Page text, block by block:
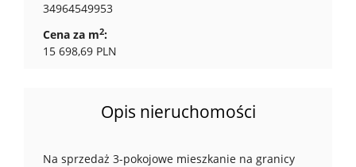
34964549953
Cena za m2:
15 698,69 PLN
Opis nieruchomości
Na sprzedaż 3-pokojowe mieszkanie na granicy